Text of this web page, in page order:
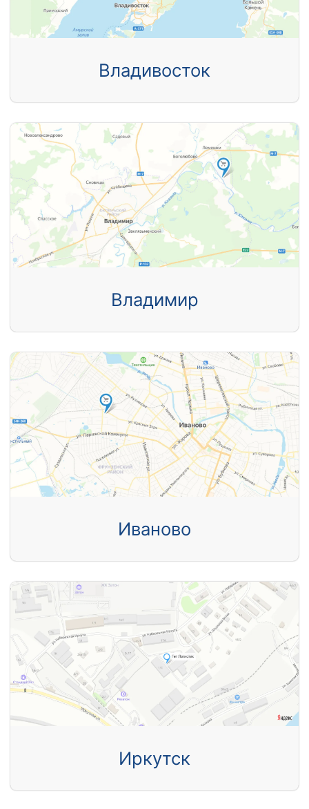
Владивосток
Владимир
Иваново
Иркутск